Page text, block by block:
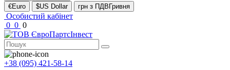
€Euro
$US Dollar грн з ПДВГривня
Особистий кабінет
0 0 0
+38 (095) 421-58-14